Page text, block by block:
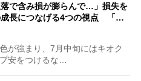
落で含み損が膨らんで…」損失を
成長につなげる4つの視点 「…
が強まり、7月中旬にはキオク
安をつけるな…